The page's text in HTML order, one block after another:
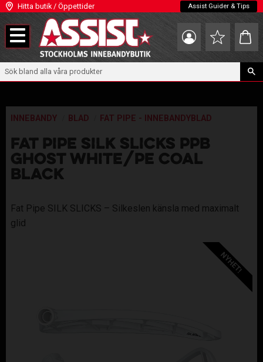
Meny
Hitta butik / Öppettider Assist Guider & Tips
Favoriter
INNEBANDY BLAD FAT PIPE - INNEBANDYBLAD
FAT PIPE SILK SLICKS PPB
GHOST WHITE/PE COAL
BLACK
Fat Pipe SILK SLICKS – Silkeslen känsla med maximalt
glid
NYHET!